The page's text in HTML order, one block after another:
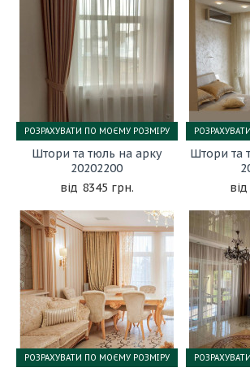
Штори та тюль на арку
20202200
8345 грн.
РОЗРАХУВАТИ ПО МОЄМУ РОЗМІРУ
Штори та
РОЗРАХУВАТИ ПО МОЄМУ РОЗМІРУ